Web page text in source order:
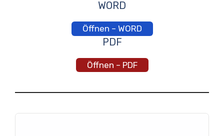
WORD
Öffnen – WORD
PDF
Öffnen – PDF